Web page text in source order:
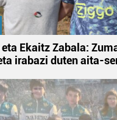
eta Ekaitz Zabala:
irabazi duten aita-